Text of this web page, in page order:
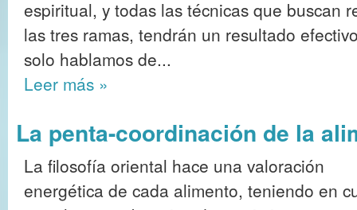
espiritual, y todas las técnicas que buscan
las tres ramas, tendrán un resultado
solo hablamos de...
Leer más »
La penta-coordinación de la
La filosofía oriental hace una valoración
energética de cada alimento, teniendo en